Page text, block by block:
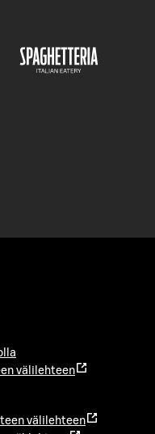
välilehteen
välilehteen